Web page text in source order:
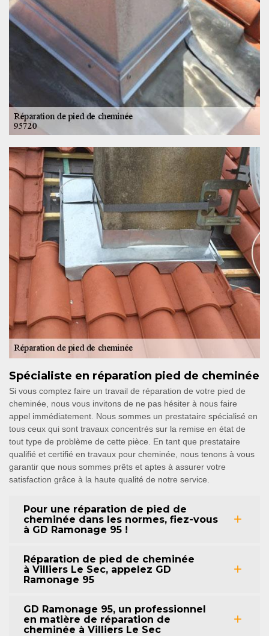
Spécialiste en réparation pied de cheminée
Si vous comptez faire un travail de réparation de votre pied de
cheminée, nous vous invitons de ne pas hésiter à nous faire
appel immédiatement. Nous sommes un prestataire spécialisé en
tous ceux qui sont travaux concentrés sur la remise en état de
tout type de problème de cette pièce. En tant que prestataire
qualifié et certifié en travaux pour cheminée, nous tenons à vous
garantir que nous sommes prêts et aptes à assurer votre
satisfaction grâce à la haute qualité de notre service.
Pour une réparation de pied de
cheminée dans les normes, fiez-vous
à GD Ramonage 95 !
Réparation de pied de cheminée
à Villiers Le Sec, appelez GD
Ramonage 95
GD Ramonage 95, un professionnel
en matière de réparation de
cheminée à Villiers Le Sec